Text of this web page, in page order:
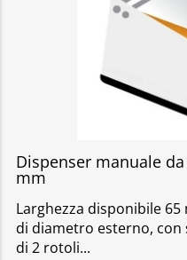
Dispenser manuale
mm
Larghezza disponibile
di diametro esterno,
di 2 rotoli